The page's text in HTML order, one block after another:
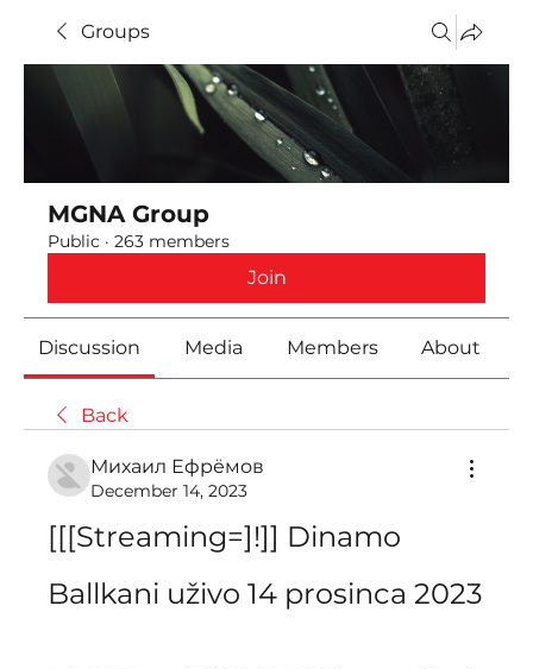
Groups
MGNA Group
Public · 263 members
Join
Discussion Media Members About
Back
Михаил Ефрёмов
December 14, 2023
[[[Streaming=]!]] Dinamo
Ballkani uživo 14 prosinca 2023